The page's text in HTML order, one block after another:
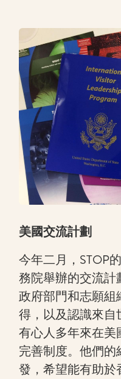
美國交流計劃
今年二月，STOP
務院舉辦的交流
政府部門和志願
得，以及認識來自
有心人多年來在
完善制度。他們的
發，希望能有助於